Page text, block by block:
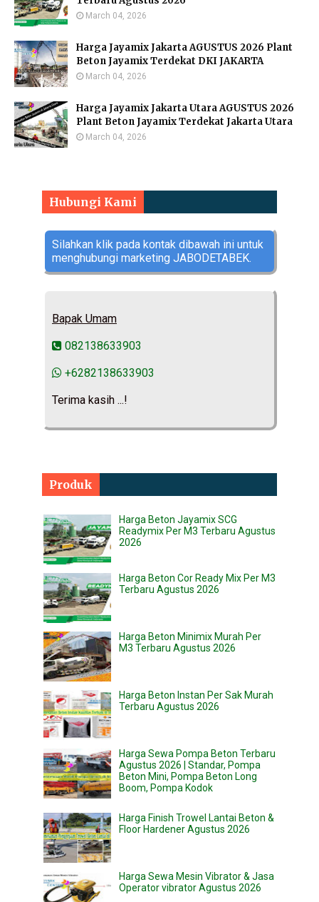
March 04, 2026
Harga Jayamix Jakarta AGUSTUS 2026 Plant
Beton Jayamix Terdekat DKI JAKARTA
March 04, 2026
Harga Jayamix Jakarta Utara AGUSTUS 2026
Plant Beton Jayamix Terdekat Jakarta Utara
March 04, 2026
Hubungi Kami
Silahkan klik pada kontak dibawah ini untuk
menghubungi marketing JABODETABEK.
Bapak Umam
082138633903
+6282138633903
Terima kasih ...!
Produk
Harga Beton Jayamix SCG
Readymix Per M3 Terbaru Agustus
2026
Harga Beton Cor Ready Mix Per M3
Terbaru Agustus 2026
Harga Beton Minimix Murah Per
M3 Terbaru Agustus 2026
Harga Beton Instan Per Sak Murah
Terbaru Agustus 2026
Harga Sewa Pompa Beton Terbaru
Agustus 2026 | Standar, Pompa
Beton Mini, Pompa Beton Long
Boom, Pompa Kodok
Harga Finish Trowel Lantai Beton &
Floor Hardener Agustus 2026
Harga Sewa Mesin Vibrator & Jasa
Operator vibrator Agustus 2026